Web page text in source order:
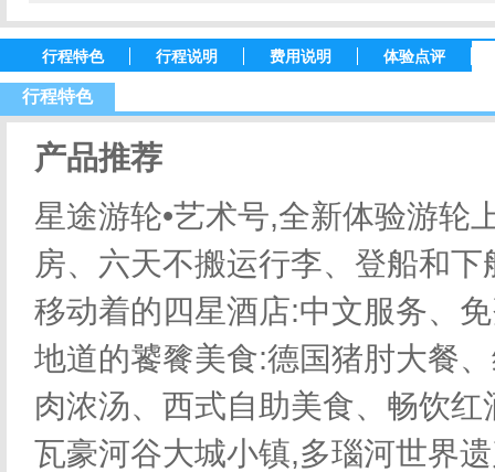
行程特色 行程说明 费用说明 体验点评
行程特色
产品推荐
星途游轮•艺术号,全新体验游轮
房、六天不搬运行李、登船和
移动着的四星酒店:中文服务、
地道的饕餮美食:德国猪肘大餐
肉浓汤、西式自助美食、畅饮红
瓦豪河谷大城小镇,多瑙河世界